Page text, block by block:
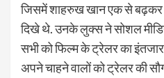
जिसमें शाहरुख खान एक से
दिखे थे. उनके लुक्स ने सोशल
सभी को फिल्म के ट्रेलर का
अपने चाहने वालों को ट्रेलर की